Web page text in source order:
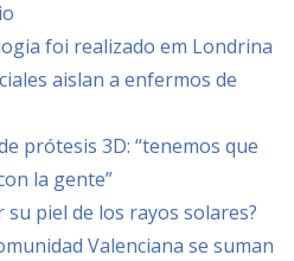
foi realizado em Londrina
aislan a enfermos de
prótesis 3D: “tenemos que
la gente”
piel de los rayos solares?
Valenciana se suman